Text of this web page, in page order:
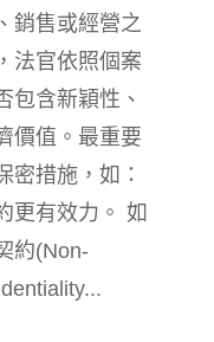
銷售或經營之
法官依照個案
包含新穎性、
價值。最重要
密措施，如：
更有效力。 如
約(Non-